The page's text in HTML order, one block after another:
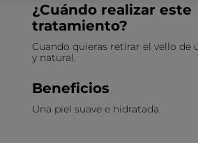
¿Cuándo realizar este
tratamiento?
Cuando quieras retirar el vello de
y natural.
Beneficios
Una piel suave e hidratada.